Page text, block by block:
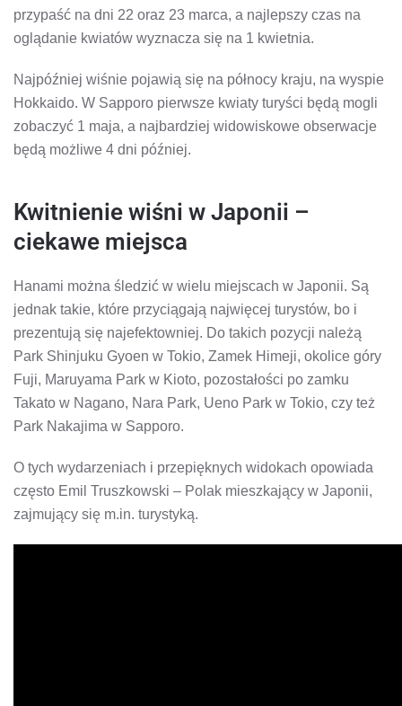
przypaść na dni 22 oraz 23 marca, a najlepszy czas na
oglądanie kwiatów wyznacza się na 1 kwietnia.
Najpóźniej wiśnie pojawią się na północy kraju, na wyspie
Hokkaido. W Sapporo pierwsze kwiaty turyści będą mogli
zobaczyć 1 maja, a najbardziej widowiskowe obserwacje
będą możliwe 4 dni później.
Kwitnienie wiśni w Japonii –
ciekawe miejsca
Hanami można śledzić w wielu miejscach w Japonii. Są
jednak takie, które przyciągają najwięcej turystów, bo i
prezentują się najefektowniej. Do takich pozycji należą
Park Shinjuku Gyoen w Tokio, Zamek Himeji, okolice góry
Fuji, Maruyama Park w Kioto, pozostałości po zamku
Takato w Nagano, Nara Park, Ueno Park w Tokio, czy też
Park Nakajima w Sapporo.
O tych wydarzeniach i przepięknych widokach opowiada
często Emil Truszkowski – Polak mieszkający w Japonii,
zajmujący się m.in. turystyką.